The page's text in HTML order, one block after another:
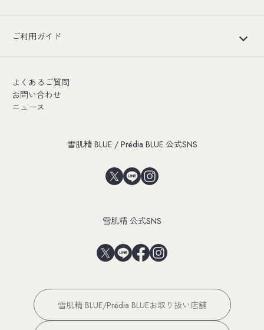
ご利用ガイド
よくあるご質問
お問い合わせ
ニュース
雪肌精 BLUE / Prédia BLUE 公式SNS
雪肌精 公式SNS
雪肌精 BLUE/Prédia BLUEお取り扱い店舗